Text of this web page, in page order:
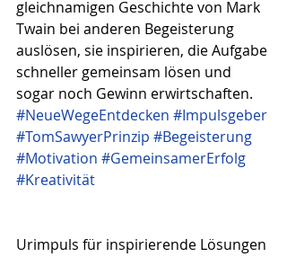
gleichnamigen Geschichte von Mark
Twain bei anderen Begeisterung
auslösen, sie inspirieren, die Aufgabe
schneller gemeinsam lösen und
sogar noch Gewinn erwirtschaften.
#NeueWegeEntdecken #Impulsgeber
#TomSawyerPrinzip #Begeisterung
#Motivation #GemeinsamerErfolg
#Kreativität
Urimpuls für inspirierende Lösungen